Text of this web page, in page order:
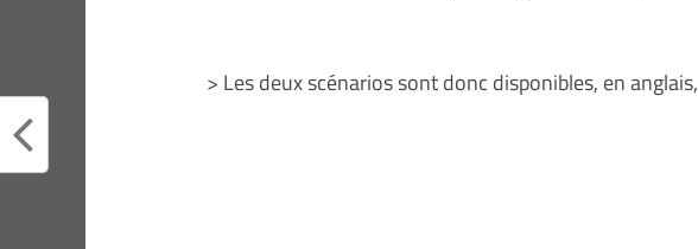
> Les deux scénarios sont donc disponibles, en anglais,